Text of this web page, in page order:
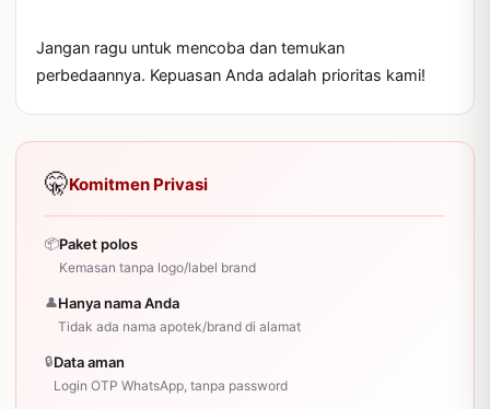
Jangan ragu untuk mencoba dan temukan
perbedaannya. Kepuasan Anda adalah prioritas kami!
🤫Komitmen Privasi
📦Paket polos
Kemasan tanpa logo/label brand
👤Hanya nama Anda
Tidak ada nama apotek/brand di alamat
🔒Data aman
Login OTP WhatsApp, tanpa password